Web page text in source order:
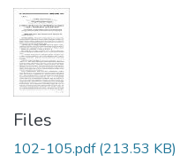
Files
102-105.pdf(213.53 KB)